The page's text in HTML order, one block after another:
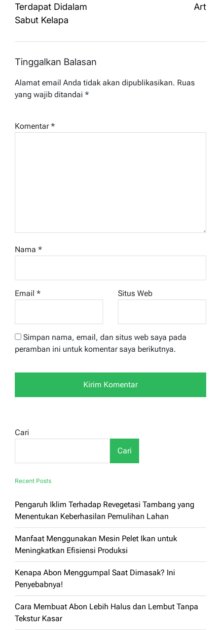
Terdapat Didalam
Sabut Kelapa
Art
Tinggalkan Balasan
Alamat email Anda tidak akan dipublikasikan. Ruas
yang wajib ditandai *
Komentar*
Nama *
Email * Situs Web
Simpan nama, email, dan situs web saya pada
peramban ini untuk komentar saya berikutnya.
Cari
Cari
Recent Posts
Pengaruh Iklim Terhadap Revegetasi Tambang yang
Menentukan Keberhasilan Pemulihan Lahan
Manfaat Menggunakan Mesin Pelet Ikan untuk
Meningkatkan Efisiensi Produksi
Kenapa Abon Menggumpal Saat Dimasak? Ini
Penyebabnya!
Cara Membuat Abon Lebih Halus dan Lembut Tanpa
Tekstur Kasar